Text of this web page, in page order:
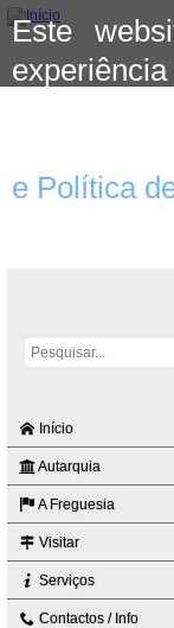
Este
e Política
Início
Autarquia
A Freguesia
Visitar
Serviços
Contactos / Info